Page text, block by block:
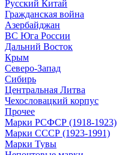
Русский Китай
Гражданская война
Азербайджан
ВС Юга России
Дальний Восток
Крым
Северо-Запад
Сибирь
Центральная Литва
Чехословацкий корпус
Прочее
Марки РСФСР (1918-1923)
Марки СССР (1923-1991)
Марки Тувы